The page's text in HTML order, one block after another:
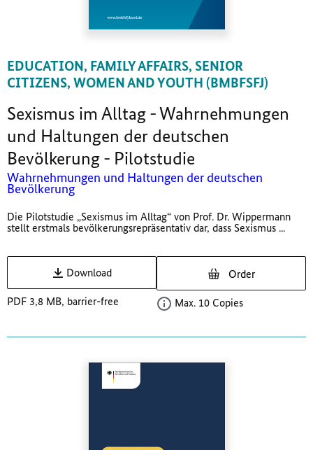
EDUCATION, FAMILY AFFAIRS, SENIOR
CITIZENS, WOMEN AND YOUTH (BMBFSFJ)
Sexismus im Alltag - Wahrnehmungen
und Haltungen der deutschen
Bevölkerung - Pilotstudie
Wahrnehmungen und Haltungen der deutschen
Bevölkerung
Die Pilotstudie „Sexismus im Alltag“ von Prof. Dr. Wippermann
stellt erstmals bevölkerungsrepräsentativ dar, dass Sexismus ...
Download
PDF 3,8 MB, barrier-free
Order
Max. 10 Copies